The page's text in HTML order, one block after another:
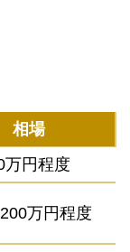
相場
万円程度
万円程度